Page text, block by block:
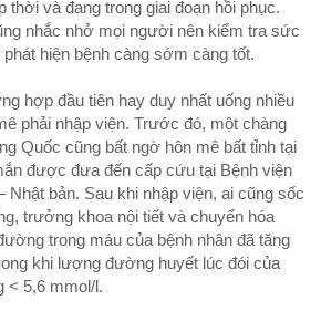
thời và đang trong giai đoạn hồi phục.
nhắc nhở mọi người nên kiểm tra sức
hiện bệnh càng sớm càng tốt.
hợp đầu tiên hay duy nhất uống nhiều
phải nhập viện. Trước đó, một chàng
Quốc cũng bất ngờ hôn mê bất tỉnh tại
được đưa đến cấp cứu tại Bệnh viện
Nhật bản. Sau khi nhập viện, ai cũng sốc
trưởng khoa nội tiết và chuyển hóa
trong máu của bệnh nhân đã tăng
khi lượng đường huyết lúc đói của
< 5,6 mmol/l.